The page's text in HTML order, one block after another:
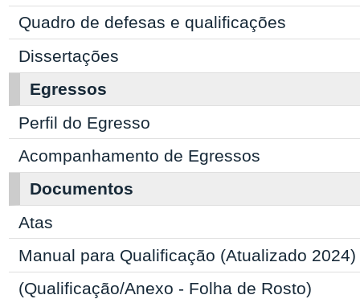
Quadro de defesas e qualificações
Dissertações
Egressos
Perfil do Egresso
Acompanhamento de Egressos
Documentos
Atas
Manual para Qualificação (Atualizado 2024)
(Qualificação/Anexo - Folha de Rosto)